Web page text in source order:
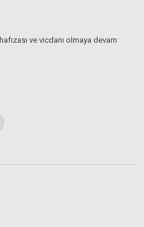
ve vicdanı olmaya devam